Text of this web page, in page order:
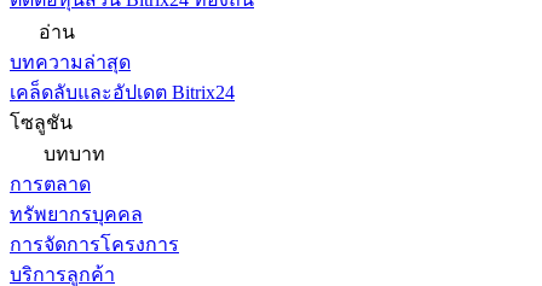
อ่าน
บทความล่าสุด
เคล็ดลับและอัปเดต Bitrix24
โซลูชัน
บทบาท
การตลาด
ทรัพยากรบุคคล
การจัดการโครงการ
บริการลูกค้า